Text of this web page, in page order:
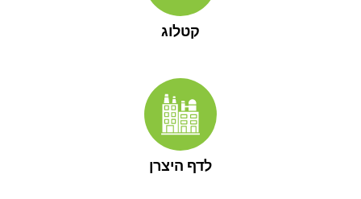
קטלוג
לדף היצרן